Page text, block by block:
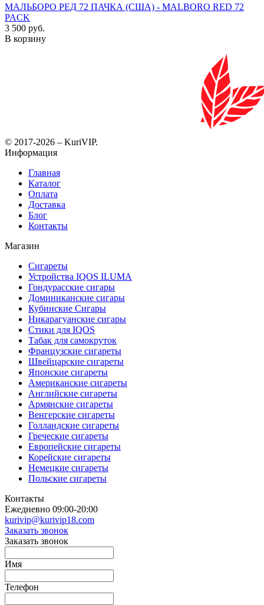
МАЛЬБОРО РЕД 72 ПАЧКА (США) - MALBORO RED 72
PACK
3 500 руб.
В корзину
© 2017-2026 – KuriVIP.
Информация
Главная
Каталог
Оплата
Доставка
Блог
Контакты
Магазин
Сигареты
Устройства IQOS ILUMA
Гондурасские сигары
Доминиканские сигары
Кубинские Сигары
Никарагуанские сигары
Стики для IQOS
Табак для самокруток
Французские сигареты
Швейцарские сигареты
Японские сигареты
Американские сигареты
Английские сигареты
Армянские сигареты
Венгерские сигареты
Голландские сигареты
Греческие сигареты
Европейские сигареты
Корейские сигареты
Немецкие сигареты
Польские сигареты
Контакты
Ежедневно 09:00-20:00
kurivip@kurivip18.com
Заказать звонок
Заказать звонок
Имя
Телефон